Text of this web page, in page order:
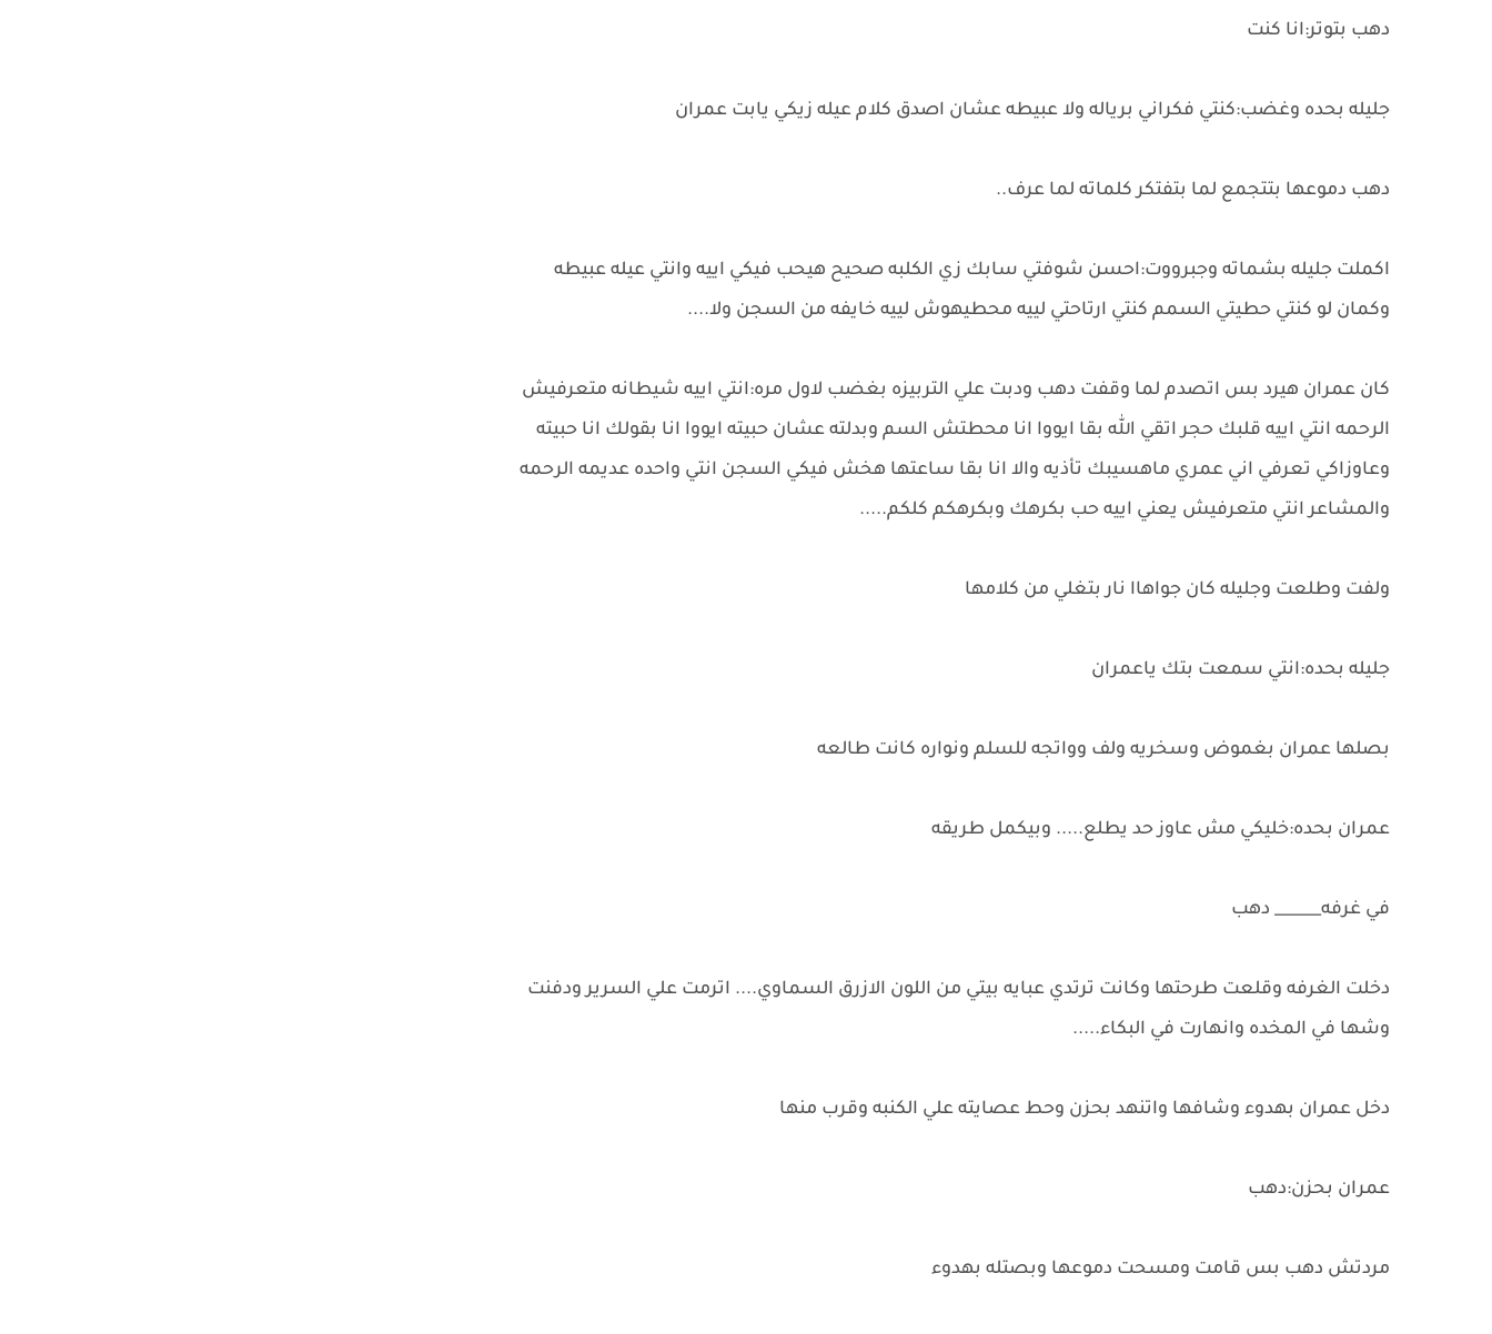
دهب بتوتر:انا كنت
جليله بحده وغضب:كنتي فكراني برياله ولا عبيطه عشان اصدق كلام عيله زيكي يابت عمران
دهب دموعها بتتجمع لما بتفتكر كلماته لما عرف..
اكملت جليله بشماته وجبرووت:احسن شوفتي سابك زي الكلبه صحيح هيحب فيكي اييه وانتي عيله عبيطه
وكمان لو كنتي حطيتي السمم كنتي ارتاحتي لييه محطيهوش لييه خايفه من السجن ولا....
كان عمران هيرد بس اتصدم لما وقفت دهب ودبت علي التربيزه بغضب لاول مره:انتي اييه شيطانه متعرفيش
الرحمه انتي اييه قلبك حجر اتقي الله بقا ايووا انا محطتش السم وبدلته عشان حبيته ايووا انا بقولك انا حبيته
وعاوزاكي تعرفي اني عمري ماهسيبك تأذيه والا انا بقا ساعتها هخش فيكي السجن انتي واحده عديمه الرحمه
والمشاعر انتي متعرفيش يعني اييه حب بكرهك وبكرهكم كلكم.....
ولفت وطلعت وجليله كان جواهاا نار بتغلي من كلامها
جليله بحده:انتي سمعت بتك ياعمران
بصلها عمران بغموض وسخريه ولف وواتجه للسلم ونواره كانت طالعه
عمران بحده:خليكي مش عاوز حد يطلع..... وبيكمل طريقه
في غرفه______ دهب
دخلت الغرفه وقلعت طرحتها وكانت ترتدي عبايه بيتي من اللون الازرق السماوي.... اترمت علي السرير ودفنت
وشها في المخده وانهارت في البكاء.....
دخل عمران بهدوء وشافها واتنهد بحزن وحط عصايته علي الكنبه وقرب منها
عمران بحزن:دهب
مردتش دهب بس قامت ومسحت دموعها وبصتله بهدوء